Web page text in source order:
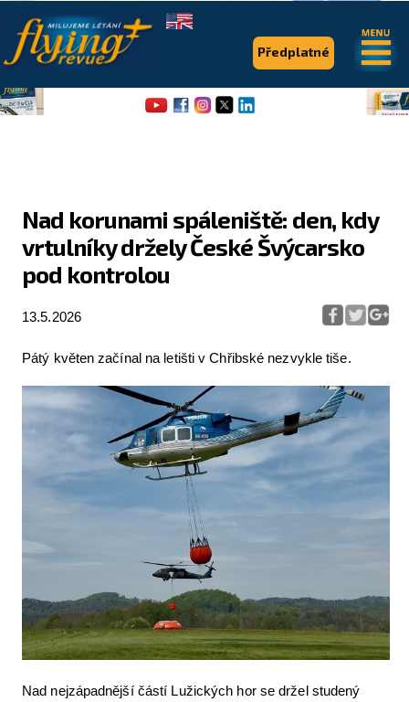
Nad korunami spáleniště: den, kdy
vrtulníky držely České Švýcarsko
pod kontrolou
13.5.2026
Pátý květen začínal na letišti v Chřibské nezvykle tiše.
Nad nejzápadnější částí Lužických hor se držel studený
Předplatné
.
Flying Revue
Pro piloty
Série & speciály
Letecká videa
Aktuální FR + archiv
Letecká muzea
VFR Communication app
The SAFE Guide app
Nabídky práce v letectví
Inzerujte s námi
E-SHOP